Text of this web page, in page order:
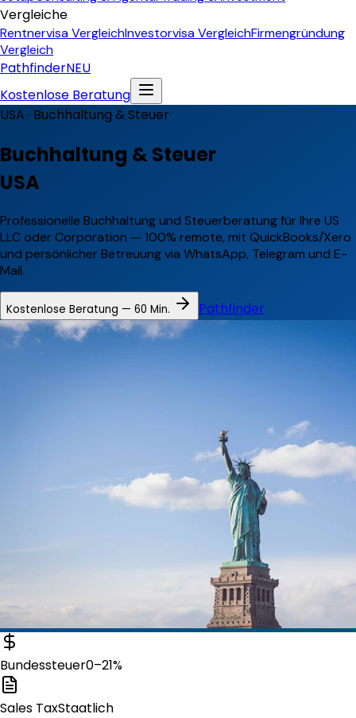
Vergleiche
Rentnervisa VergleichInvestorvisa VergleichFirmengründung
Vergleich
PathfinderNEU
Kostenlose Beratung
USA · Buchhaltung & Steuer
Buchhaltung & Steuer
USA
Professionelle Buchhaltung und Steuerberatung für Ihre US
LLC oder Corporation — 100% remote, mit QuickBooks/Xero
und persönlicher Betreuung via WhatsApp, Telegram und E-
Mail.
Kostenlose Beratung — 60 Min. Pathfinder
Bundessteuer0–21%
Sales TaxStaatlich